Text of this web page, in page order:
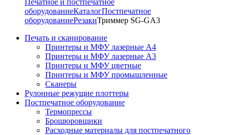
оборудованиеКаталогПостпечатное
оборудованиеРезакиТриммер SG-GA3
Печать и сканирование
Принтеры и МФУ лазерные А4
Принтеры и МФУ лазерные А3
Принтеры и МФУ цветные
Принтеры и МФУ промышленные
Сканеры
Рулонные режущие плоттеры
Постпечатное оборудование
Термопрессы
Брошюровщики
Расходные материалы для постпечатного